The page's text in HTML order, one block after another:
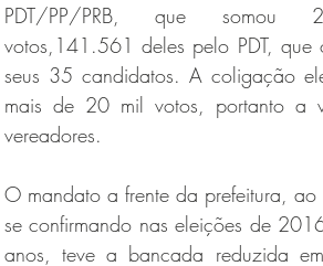
PDT/PP/PRB, que somou
votos,141.561 deles pelo PDT,
seus 35 candidatos. A coligação
mais de 20 mil votos, portanto a
vereadores.
O mandato a frente da prefeitura,
se confirmando nas eleições de
anos, teve a bancada reduzida